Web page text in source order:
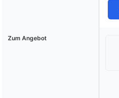
Zum Angebot